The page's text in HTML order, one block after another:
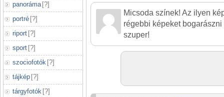
panoráma [?]
portré [?]
riport [?]
sport [?]
szociofotók [?]
tájkép [?]
tárgyfotók [?]
Micsoda színek! Az ilyen
régebbi képeket bogarászni
szuper!